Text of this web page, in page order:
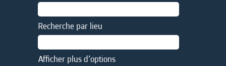
Recherche par lieu
Afficher plus d’options